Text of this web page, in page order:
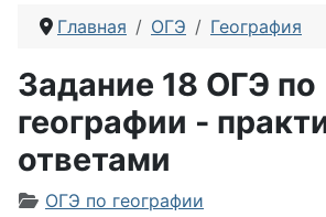
Главная ОГЭ География
Задание 18 ОГЭ по
географии -
ответами
Информация о материале
ОГЭ по географии